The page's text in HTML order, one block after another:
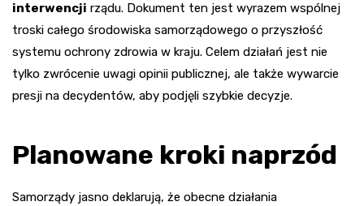
interwencji rządu. Dokument ten jest wyrazem wspólnej
troski całego środowiska samorządowego o przyszłość
systemu ochrony zdrowia w kraju. Celem działań jest nie
tylko zwrócenie uwagi opinii publicznej, ale także wywarcie
presji na decydentów, aby podjęli szybkie decyzje.
Planowane kroki naprzód
Samorządy jasno deklarują, że obecne działania